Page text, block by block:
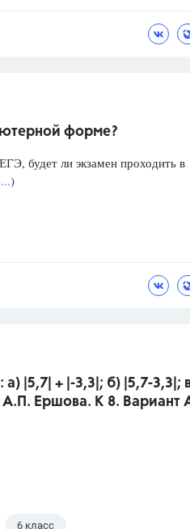
форме?
будет ли экзамен проходить в
)
|5,7| + |-3,3|; б) |5,7-3,3|;
Ершова. К 8. Вариант
6 класс